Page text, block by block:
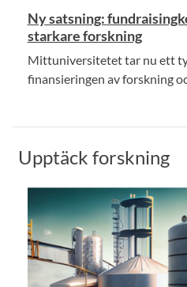
Ny satsning:
starkare forskning
Mittuniversitetet tar nu ett
finansieringen av forskning
Upptäck forskning